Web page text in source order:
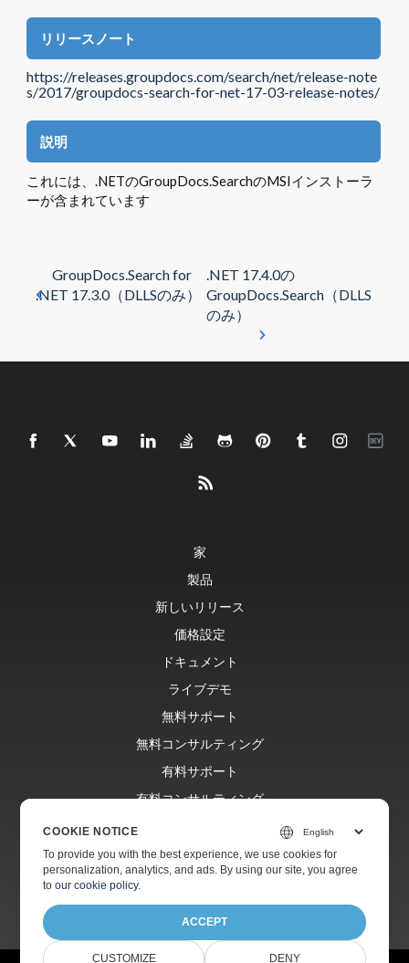
リリースノート
https://releases.groupdocs.com/search/net/release-note
s/2017/groupdocs-search-for-net-17-03-release-notes/
説明
これには、.NETのGroupDocs.SearchのMSIインストーラ
ーが含まれています
GroupDocs.Search for
.NET 17.3.0（DLLSのみ）
.NET 17.4.0の
GroupDocs.Search（DLLS
のみ）
家
製品
新しいリリース
価格設定
ドキュメント
ライブデモ
無料サポート
無料コンサルティング
有料サポート
有料コンサルティング
ウェブサイト
COOKIE NOTICE
To provide you with the best experience, we use cookies for
personalization, analytics, and ads. By using our site, you agree
toour cookie policy.
ACCEPT
CUSTOMIZE DENY